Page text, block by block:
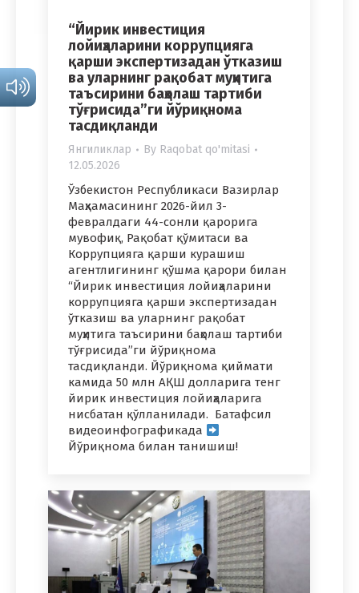
“Йирик инвестиция
лойиҳаларини коррупцияга
қарши экспертизадан ўтказиш
ва уларнинг рақобат муҳитига
таъсирини баҳолаш тартиби
тўғрисида”ги йўриқнома
тасдиқланди
Янгиликлар By Raqobat qo'mitasi
12.05.2026
Ўзбекистон Республикаси Вазирлар
Маҳкамасининг 2026-йил 3-
февралдаги 44-сонли қарорига
мувофиқ, Рақобат қўмитаси ва
Коррупцияга қарши курашиш
агентлигининг қўшма қарори билан
“Йирик инвестиция лойиҳаларини
коррупцияга қарши экспертизадан
ўтказиш ва уларнинг рақобат
муҳитига таъсирини баҳолаш тартиби
тўғрисида”ги йўриқнома
тасдиқланди. Йўриқнома қиймати
камида 50 млн АҚШ долларига тенг
йирик инвестиция лойиҳаларига
нисбатан қўлланилади. Батафсил
видеоинфографикада
Йўриқнома билан танишиш!